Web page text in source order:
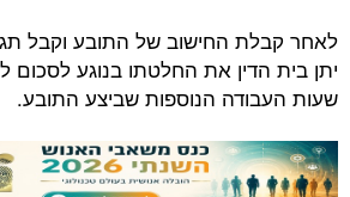
לאחר קבלת החישוב של התובע וקבל
יתן בית הדין את החלטתו בנוגע לסכום
שעות העבודה הנוספות שביצע התובע.